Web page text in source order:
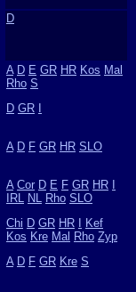
D
A D E GR HR Kos Mal
Rho S
D GR
A D F GR HR SLO
A Cor D E F GR HR
IRL NL Rho SLO
Chi D GR HR
Kef
Kos Kre Mal Rho Zyp
A D F GR Kre S